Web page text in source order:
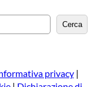
Cerca
privacy|